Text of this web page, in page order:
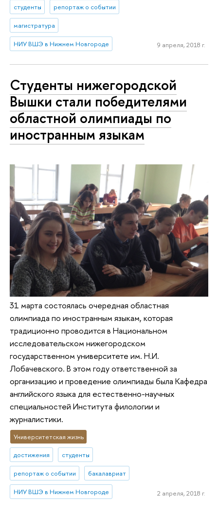
студенты репортаж о событии
магистратура
НИУ ВШЭ в Нижнем Новгороде 9 апреля, 2018 г.
Студенты нижегородской
Вышки стали победителями
областной олимпиады по
иностранным языкам
31 марта состоялась очередная областная
олимпиада по иностранным языкам, которая
традиционно проводится в Национальном
исследовательском нижегородском
государственном университете им. Н.И.
Лобачевского. В этом году ответственной за
организацию и проведение олимпиады была Кафедра
английского языка для естественно-научных
специальностей Института филологии и
журналистики.
Университетская жизнь
достижения студенты
репортаж о событии бакалавриат
НИУ ВШЭ в Нижнем Новгороде 2 апреля, 2018 г.